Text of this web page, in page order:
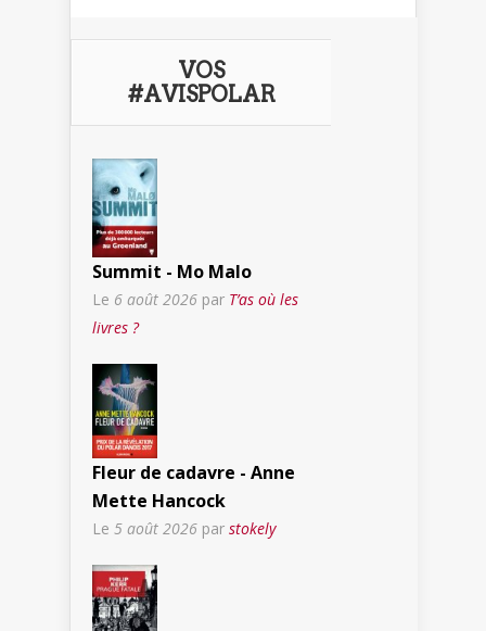
VOS
#AVISPOLAR
Summit - Mo Malo
Le 6 août 2026 par T’as où les
livres ?
Fleur de cadavre - Anne
Mette Hancock
Le 5 août 2026 par stokely